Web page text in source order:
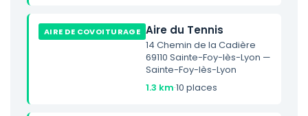
AIRE DE COVOITURAGE Aire du Tennis
14 Chemin de la Cadière
69110 Sainte-Foy-lès-Lyon —
Sainte-Foy-lès-Lyon
1.3 km·10 places